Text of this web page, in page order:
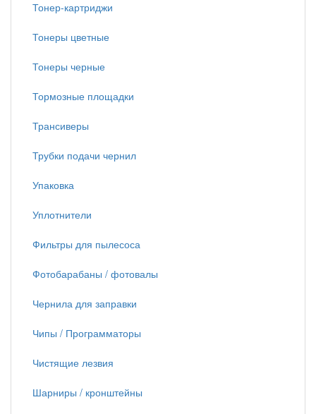
Тонер-картриджи
Тонеры цветные
Тонеры черные
Тормозные площадки
Трансиверы
Трубки подачи чернил
Упаковка
Уплотнители
Фильтры для пылесоса
Фотобарабаны / фотовалы
Чернила для заправки
Чипы / Программаторы
Чистящие лезвия
Шарниры / кронштейны